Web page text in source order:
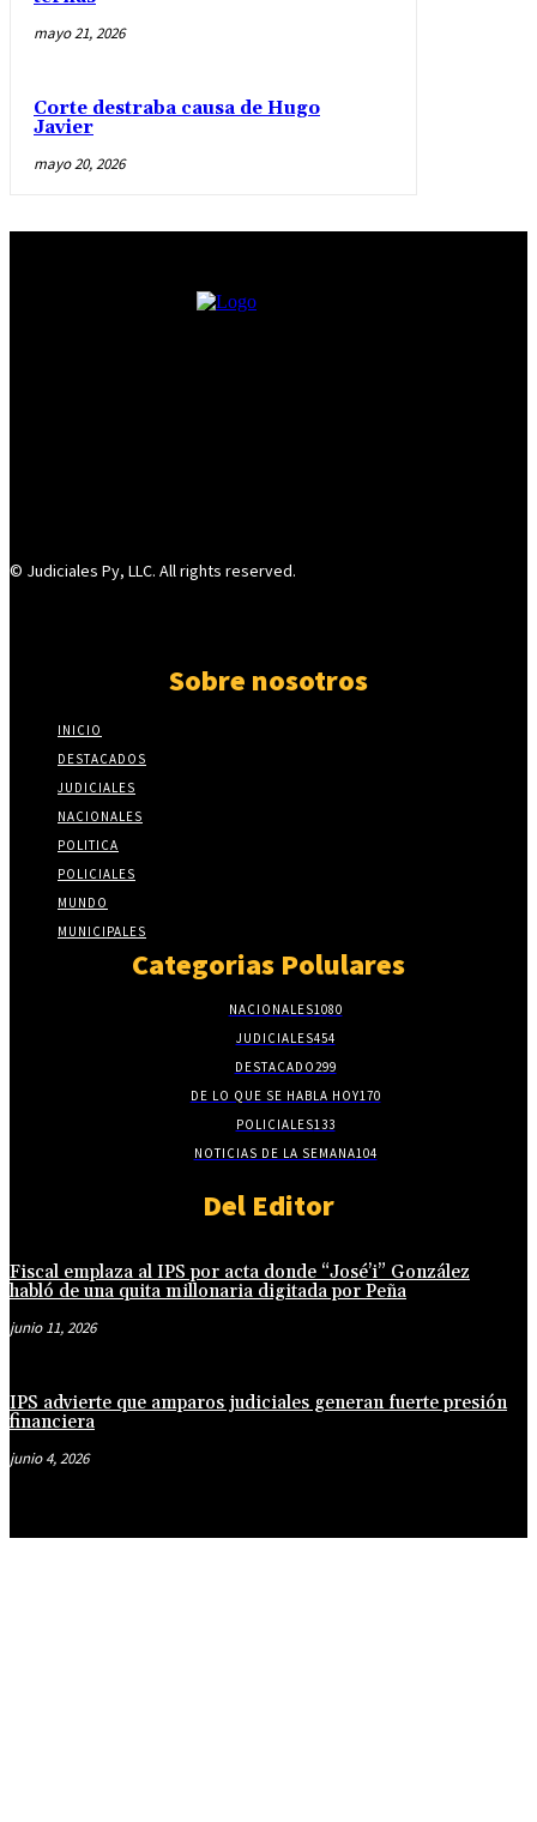
mayo 21, 2026
Corte destraba causa de Hugo
Javier
mayo 20, 2026
© Judiciales Py, LLC. All rights reserved.
Sobre nosotros
INICIO
DESTACADOS
JUDICIALES
NACIONALES
POLITICA
POLICIALES
MUNDO
MUNICIPALES
Categorias Polulares
NACIONALES1080
JUDICIALES454
DESTACADO299
DE LO QUE SE HABLA HOY170
POLICIALES133
NOTICIAS DE LA SEMANA104
Del Editor
Fiscal emplaza al IPS por acta donde “José’i” González
habló de una quita millonaria digitada por Peña
junio 11, 2026
IPS advierte que amparos judiciales generan fuerte presión
financiera
junio 4, 2026